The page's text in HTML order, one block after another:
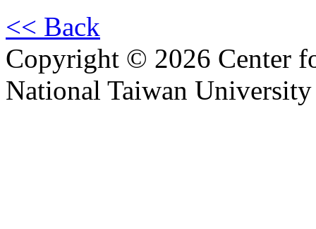
<< Back
Copyright © 2026 Center
National Taiwan University